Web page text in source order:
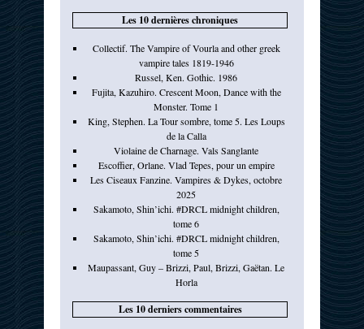
Les 10 dernières chroniques
Collectif. The Vampire of Vourla and other greek
vampire tales 1819-1946
Russel, Ken. Gothic. 1986
Fujita, Kazuhiro. Crescent Moon, Dance with the
Monster. Tome 1
King, Stephen. La Tour sombre, tome 5. Les Loups
de la Calla
Violaine de Charnage. Vals Sanglante
Escoffier, Orlane. Vlad Tepes, pour un empire
Les Ciseaux Fanzine. Vampires & Dykes, octobre
2025
Sakamoto, Shin’ichi. #DRCL midnight children,
tome 6
Sakamoto, Shin’ichi. #DRCL midnight children,
tome 5
Maupassant, Guy – Brizzi, Paul, Brizzi, Gaëtan. Le
Horla
Les 10 derniers commentaires